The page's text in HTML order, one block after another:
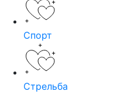
Спорт
Стрельба